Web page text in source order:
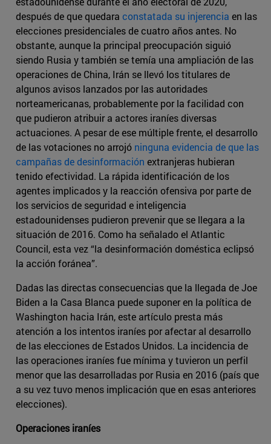
después de que quedara constatada su injerencia en las
elecciones presidenciales de cuatro años antes. No
obstante, aunque la principal preocupación siguió
siendo Rusia y también se temía una ampliación de las
operaciones de China, Irán se llevó los titulares de
algunos avisos lanzados por las autoridades
norteamericanas, probablemente por la facilidad con
que pudieron atribuir a actores iraníes diversas
actuaciones. A pesar de ese múltiple frente, el desarrollo
de las votaciones no arrojó ninguna evidencia de que las
campañas de desinformación extranjeras hubieran
tenido efectividad. La rápida identificación de los
agentes implicados y la reacción ofensiva por parte de
los servicios de seguridad e inteligencia
estadounidenses pudieron prevenir que se llegara a la
situación de 2016. Como ha señalado el Atlantic
Council, esta vez “la desinformación doméstica eclipsó
la acción foránea”.
Dadas las directas consecuencias que la llegada de Joe
Biden a la Casa Blanca puede suponer en la política de
Washington hacia Irán, este artículo presta más
atención a los intentos iraníes por afectar al desarrollo
de las elecciones de Estados Unidos. La incidencia de
las operaciones iraníes fue mínima y tuvieron un perfil
menor que las desarrolladas por Rusia en 2016 (país que
a su vez tuvo menos implicación que en esas anteriores
elecciones).
Operaciones iraníes